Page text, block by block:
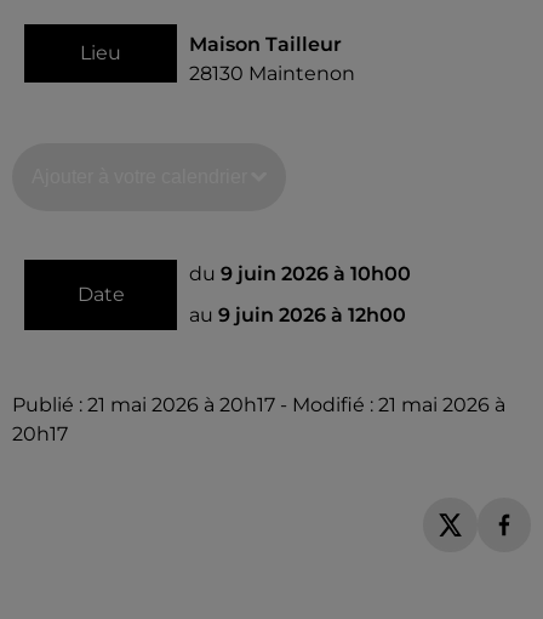
Lieu
Maison Tailleur
28130 Maintenon
Date
du 9 juin 2026 à 10h00
au 9 juin 2026 à 12h00
Publié : 21 mai 2026 à 20h17 - Modifié : 21 mai 2026 à
20h17